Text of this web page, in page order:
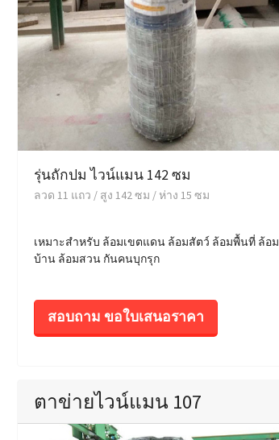
รุ่นถักปม ไวน์แมน 142 ซม
ลวด 11 แถว / สูง 142 ซม / ห่าง 15 ซม
เหมาะสำหรับ ล้อมเขตแดน ล้อมสัตว์ ล้อมพื้นที่ ล้อม
บ้าน ล้อมสวน กันคนบุกรุก
สอบถาม ขอใบเสนอราคา
ตาข่ายไวน์แมน 107